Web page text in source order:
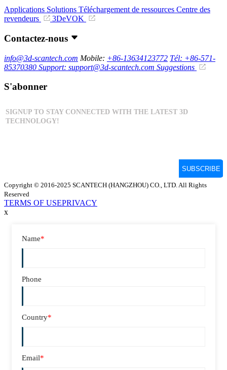
Applications Solutions Téléchargement de ressources Centre des
revendeurs
3DeVOK
Contactez-nous
info@3d-scantech.com Mobile: +86-13634123772 Tél: +86-571-
85370380 Support: support@3d-scantech.com Suggestions
S'abonner
Copyright © 2016-2025 SCANTECH (HANGZHOU) CO., LTD. All Rights
Reserved
TERMS OF USEPRIVACY
x
Name*
Phone
Country*
Email*